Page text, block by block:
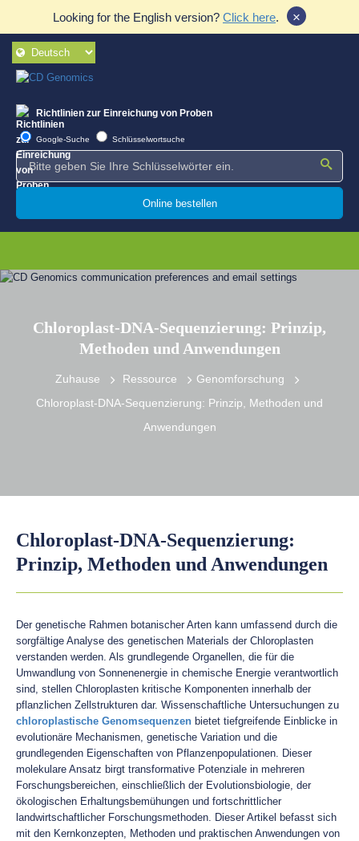
Looking for the English version? Click here. ×
Richtlinien zur Einreichung von Proben
Google-Suche Schlüsselwortsuche
Online bestellen
Chloroplast-DNA-Sequenzierung: Prinzip,
Methoden und Anwendungen
Zuhause Ressource
Genomforschung
Chloroplast-DNA-Sequenzierung: Prinzip, Methoden und
Anwendungen
Chloroplast-DNA-Sequenzierung:
Prinzip, Methoden und Anwendungen
Der genetische Rahmen botanischer Arten kann umfassend durch die
sorgfältige Analyse des genetischen Materials der Chloroplasten
verstanden werden. Als grundlegende Organellen, die für die
Umwandlung von Sonnenenergie in chemische Energie verantwortlich
sind, stellen Chloroplasten kritische Komponenten innerhalb der
pflanzlichen Zellstrukturen dar. Wissenschaftliche Untersuchungen zu
chloroplastische Genomsequenzen bietet tiefgreifende Einblicke in
evolutionäre Mechanismen, genetische Variation und die
grundlegenden Eigenschaften von Pflanzenpopulationen. Dieser
molekulare Ansatz birgt transformative Potenziale in mehreren
Forschungsbereichen, einschließlich der Evolutionsbiologie, der
ökologischen Erhaltungsbemühungen und fortschrittlicher
landwirtschaftlicher Forschungsmethoden. Dieser Artikel befasst sich
mit den Kernkonzepten, Methoden und praktischen Anwendungen von